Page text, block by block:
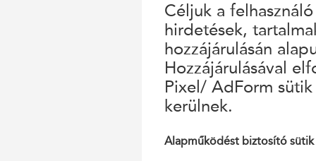
Céljuk a
hirdetések,
hozzájárulásán
Hozzájárulásával
Pixel/ AdForm
kerülnek.
Alapműködést biztosító sütik